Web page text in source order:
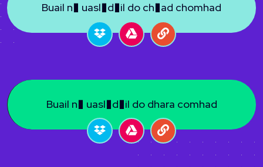
Buail n� uasl�d�il do ch�ad chomhad
Buail n� uasl�d�il do dhara comhad